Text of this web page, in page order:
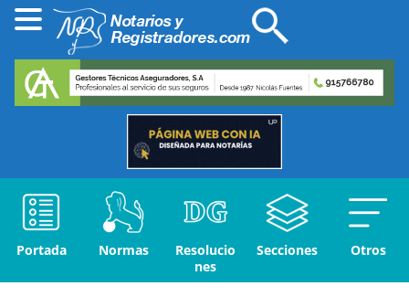
Portada Normas
Resolucio
nes
Secciones Otros